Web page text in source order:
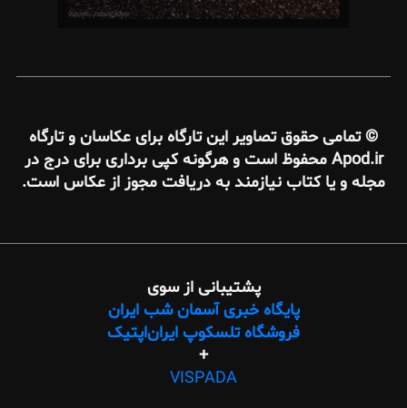
© تمامی حقوق تصاویر این تارگاه برای عکاسان و تارگاه
Apod.ir محفوظ است و هرگونه کپی برداری برای درج در
مجله و یا کتاب نیازمند به دریافت مجوز از عکاس است.
پشتیبانی از سوی
پایگاه خبری آسمان شب ایران
فروشگاه تلسکوپ ایران‌اپتیک
+
VISPADAطراحی